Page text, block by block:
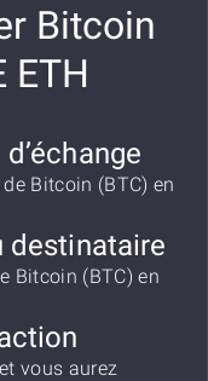
Bitcoin
ETH
Bitcoin (BTC) en
destinataire
Bitcoin (BTC) en
vous aurez